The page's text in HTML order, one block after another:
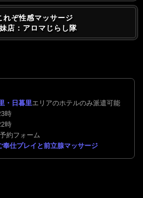
れぞ性感マッサージ
店：アロマじらし隊
・日暮里エリアのホテルのみ派遣可能
時
時
約フォーム
奉仕プレイと前立腺マッサージ